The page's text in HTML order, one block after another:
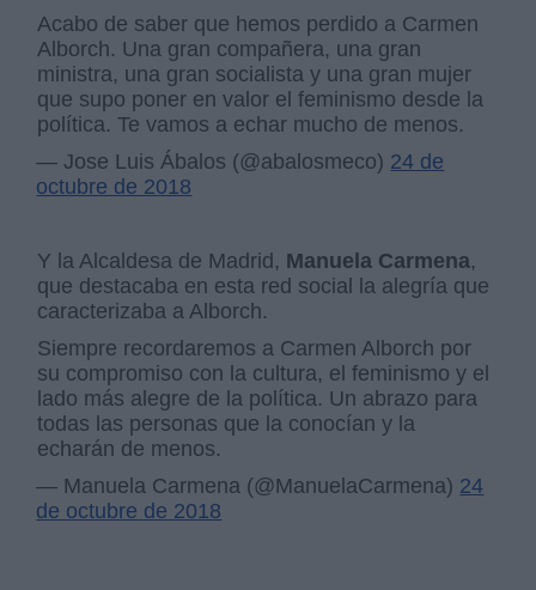
Acabo de saber que hemos perdido a Carmen
Alborch. Una gran compañera, una gran
ministra, una gran socialista y una gran mujer
que supo poner en valor el feminismo desde la
política. Te vamos a echar mucho de menos.
— Jose Luis Ábalos (@abalosmeco) 24 de
octubre de 2018
Y la Alcaldesa de Madrid, Manuela Carmena,
que destacaba en esta red social la alegría que
caracterizaba a Alborch.
Siempre recordaremos a Carmen Alborch por
su compromiso con la cultura, el feminismo y el
lado más alegre de la política. Un abrazo para
todas las personas que la conocían y la
echarán de menos.
— Manuela Carmena (@ManuelaCarmena) 24
de octubre de 2018